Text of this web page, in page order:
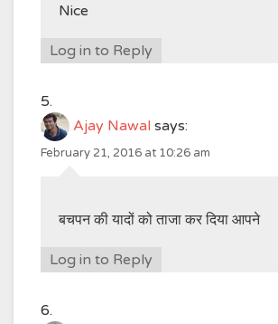
Nice
Log in to Reply
Ajay Nawal says:
February 21, 2016 at 10:26 am
बचपन की यादों को ताजा कर दिया आपने
Log in to Reply